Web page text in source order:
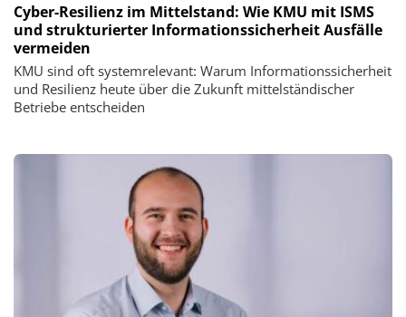
Cyber-Resilienz im Mittelstand: Wie KMU mit ISMS
und strukturierter Informationssicherheit Ausfälle
vermeiden
KMU sind oft systemrelevant: Warum Informationssicherheit
und Resilienz heute über die Zukunft mittelständischer
Betriebe entscheiden